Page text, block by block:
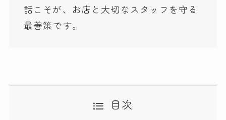
話こそが、お店と大切なスタッフを守る
最善策です。
目次